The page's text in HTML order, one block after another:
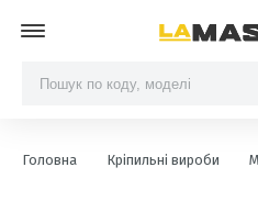
Головна Кріпильні вироби